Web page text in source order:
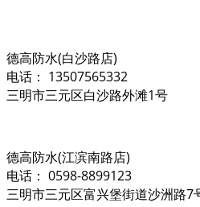
德高防水(白沙路店)
电话： 13507565332
三明市三元区白沙路外滩1号
德高防水(江滨南路店)
电话： 0598-8899123
三明市三元区富兴堡街道沙洲路7